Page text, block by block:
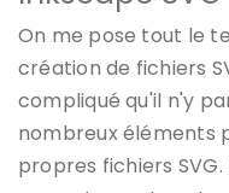
On me pose tout le
création de fichiers
compliqué qu'il n'y
nombreux éléments
propres fichiers